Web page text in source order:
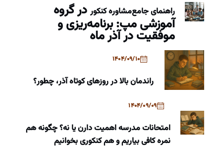
راهنمای جامعمشاوره کنکوردر گروه
آموزشی مپ: برنامه‌ریزی و
موفقیت در آذر ماه
1404/09/10
راندمان بالا در روزهای کوتاه آذر، چطور؟
1404/09/09
امتحانات مدرسه اهمیت دارن یا نه؟ چگونه هم
نمره کافی بیاریم و هم کنکوری بخوانیم